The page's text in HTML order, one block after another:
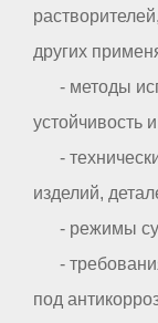
других
- методы
устойчивость
-
изделий,
- режимы
-
под